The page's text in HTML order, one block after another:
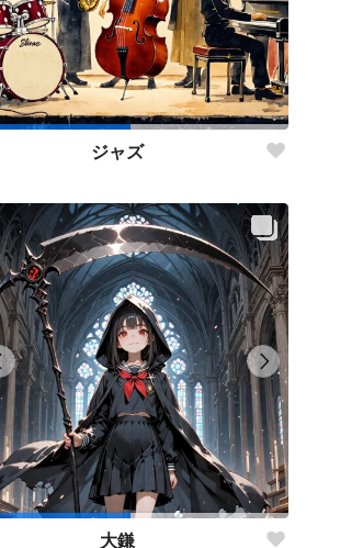
ジャズ
大鎌